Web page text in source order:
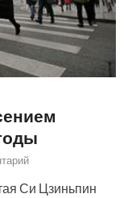
Си Цзиньпин